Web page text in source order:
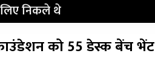
निकले थे
को 55 डेस्क बेंच भेंट